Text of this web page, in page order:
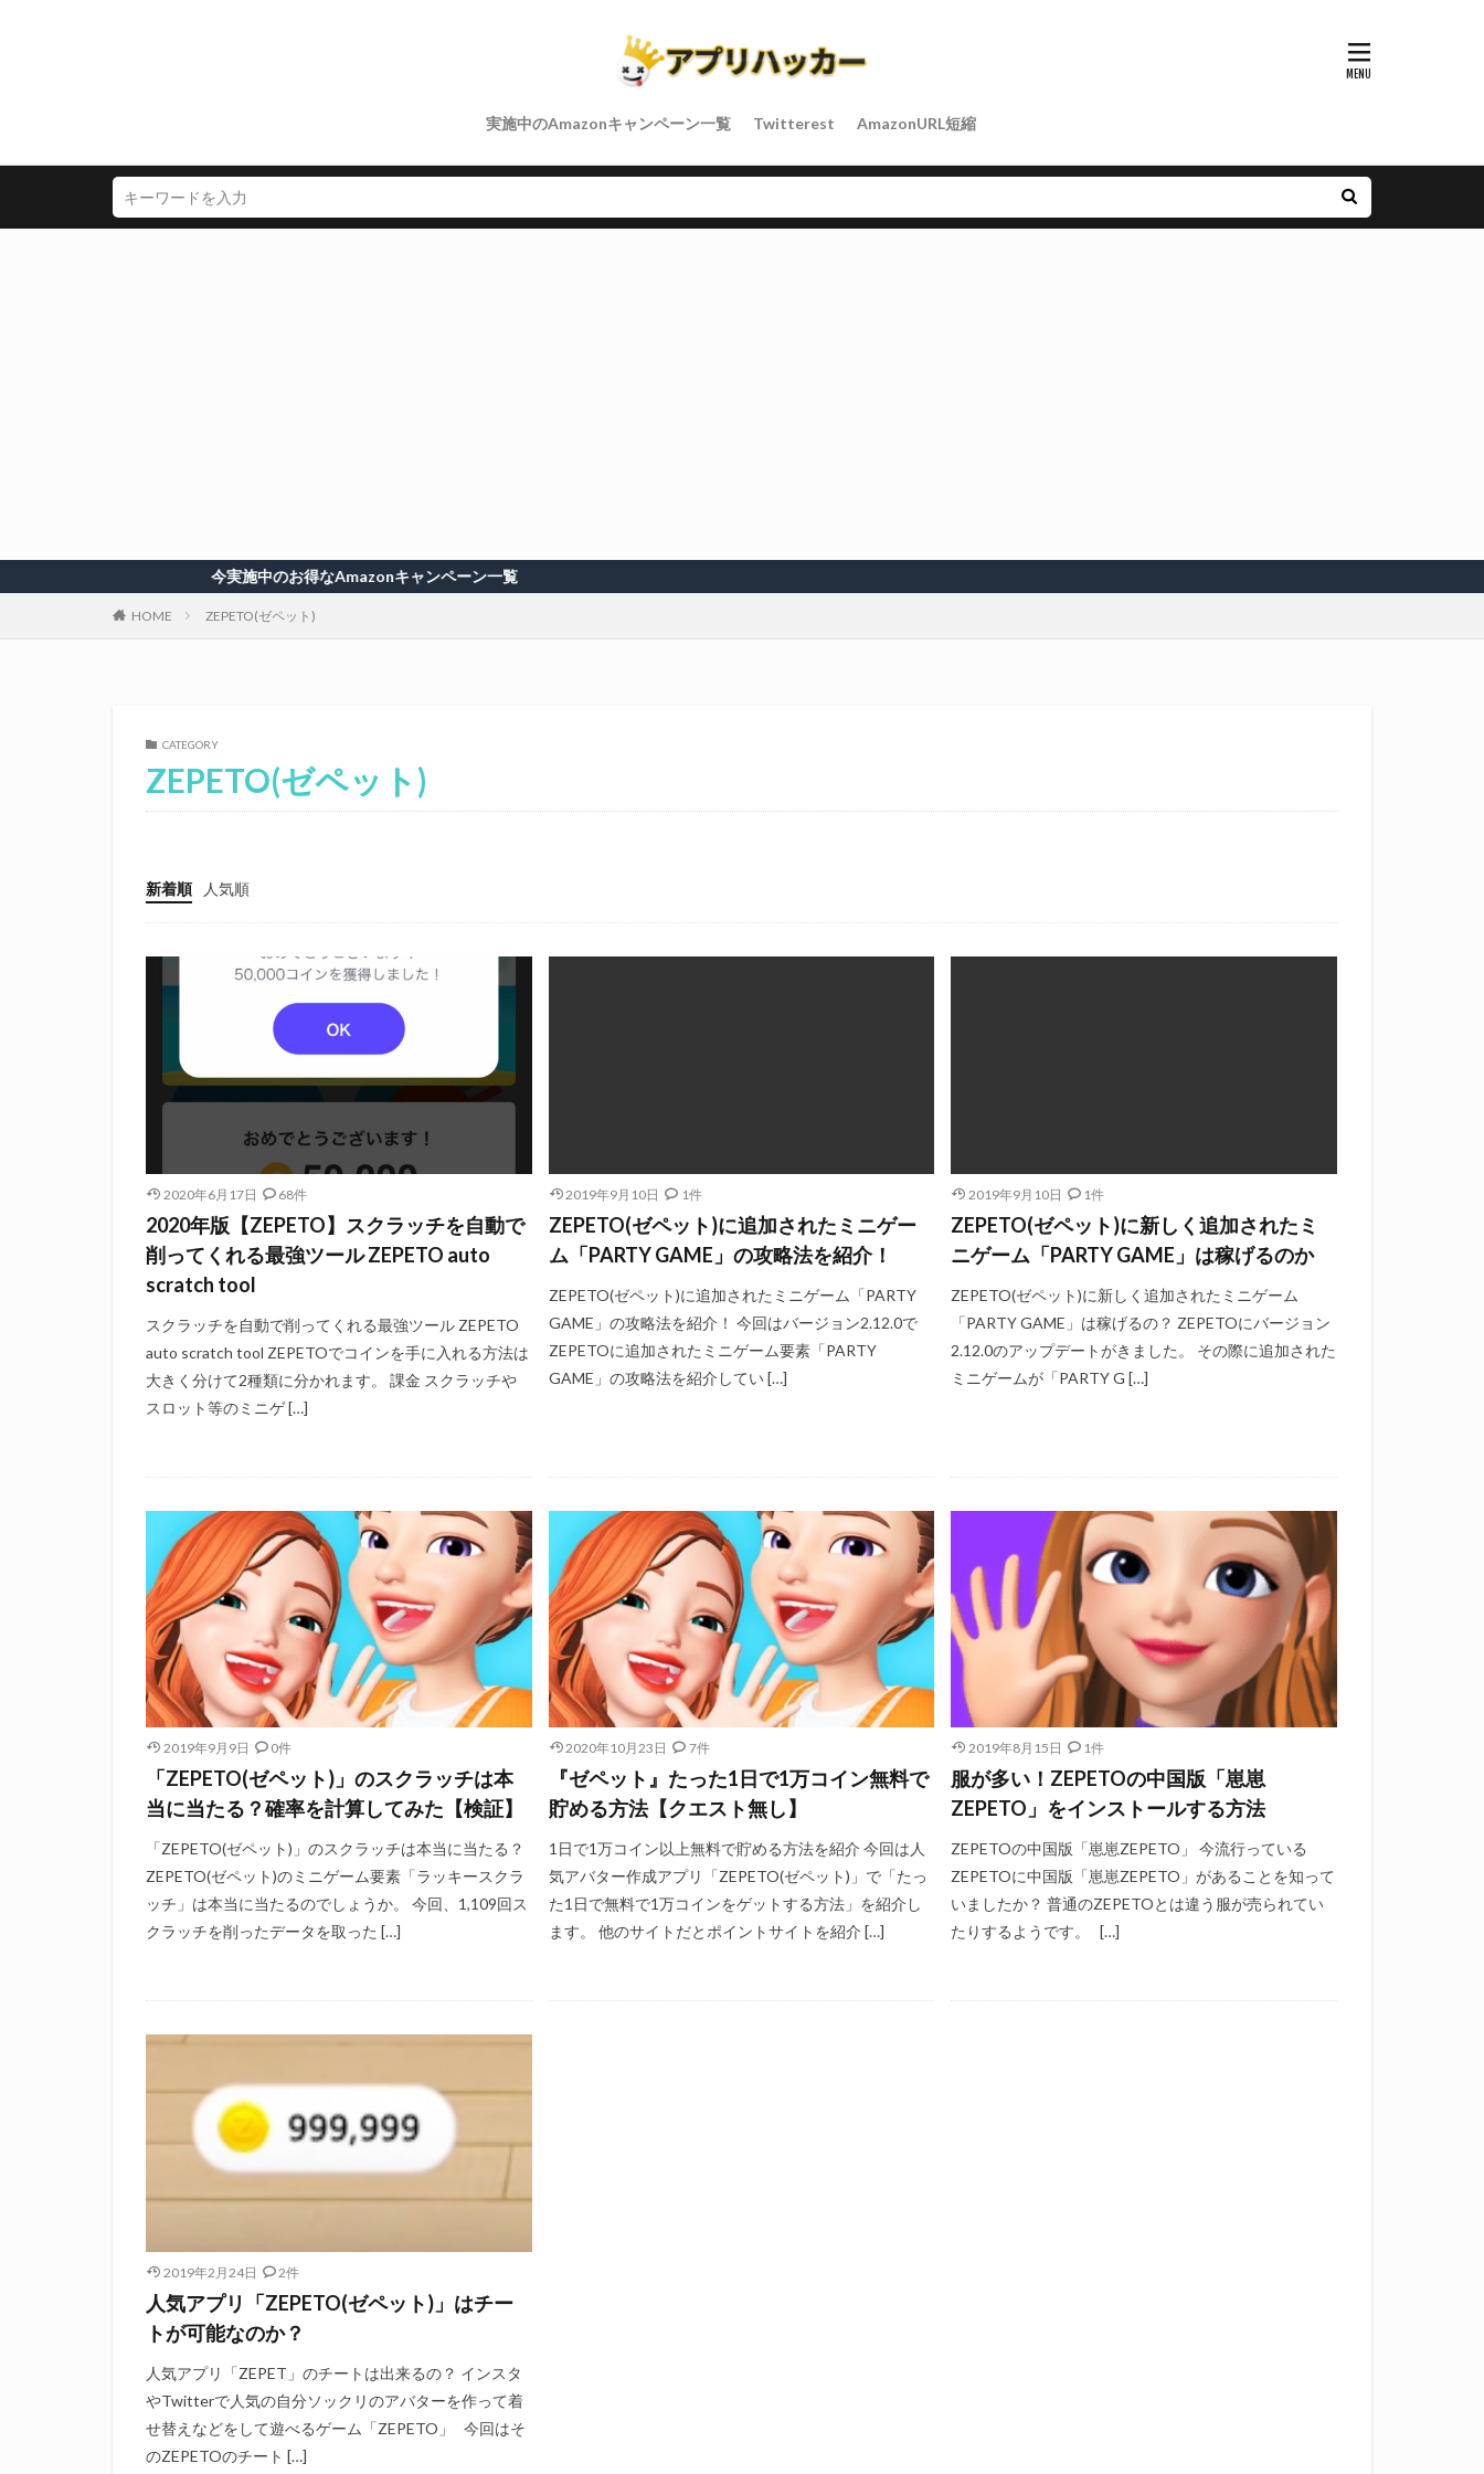
実施中のAmazonキャンペーン一覧 Twitterest AmazonURL短縮
今実施中のお得なAmazonキャンペーン一覧
HOME ZEPETO(ゼペット)
CATEGORY
ZEPETO(ゼペット)
新着順 人気順
2020年6月17日 68件
2020年版【ZEPETO】スクラッチを自動で
削ってくれる最強ツール ZEPETO auto
scratch tool
スクラッチを自動で削ってくれる最強ツール ZEPETO
auto scratch tool ZEPETOでコインを手に入れる方法は
大きく分けて2種類に分かれます。 課金 スクラッチや
スロット等のミニゲ […]
2019年9月10日 1件
ZEPETO(ゼペット)に追加されたミニゲー
ム「PARTY GAME」の攻略法を紹介！
ZEPETO(ゼペット)に追加されたミニゲーム「PARTY
GAME」の攻略法を紹介！ 今回はバージョン2.12.0で
ZEPETOに追加されたミニゲーム要素「PARTY
GAME」の攻略法を紹介してい […]
2019年9月10日 1件
ZEPETO(ゼペット)に新しく追加されたミ
ニゲーム「PARTY GAME」は稼げるのか
ZEPETO(ゼペット)に新しく追加されたミニゲーム
「PARTY GAME」は稼げるの？ ZEPETOにバージョン
2.12.0のアップデートがきました。 その際に追加された
ミニゲームが「PARTY G […]
2019年9月9日 0件
「ZEPETO(ゼペット)」のスクラッチは本
当に当たる？確率を計算してみた【検証】
「ZEPETO(ゼペット)」のスクラッチは本当に当たる？
ZEPETO(ゼペット)のミニゲーム要素「ラッキースクラ
ッチ」は本当に当たるのでしょうか。 今回、1,109回ス
クラッチを削ったデータを取った […]
2020年10月23日 7件
『ゼペット』たった1日で1万コイン無料で
貯める方法【クエスト無し】
1日で1万コイン以上無料で貯める方法を紹介 今回は人
気アバター作成アプリ「ZEPETO(ゼペット)」で「たっ
た1日で無料で1万コインをゲットする方法」を紹介し
ます。 他のサイトだとポイントサイトを紹介 […]
2019年8月15日 1件
服が多い！ZEPETOの中国版「崽崽
ZEPETO」をインストールする方法
ZEPETOの中国版「崽崽ZEPETO」 今流行っている
ZEPETOに中国版「崽崽ZEPETO」があることを知って
いましたか？ 普通のZEPETOとは違う服が売られてい
たりするようです。 […]
2019年2月24日 2件
人気アプリ「ZEPETO(ゼペット)」はチー
トが可能なのか？
人気アプリ「ZEPET」のチートは出来るの？ インスタ
やTwitterで人気の自分ソックリのアバターを作って着
せ替えなどをして遊べるゲーム「ZEPETO」 今回はそ
のZEPETOのチート […]